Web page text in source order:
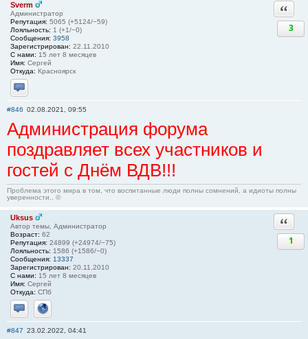
Sverm
Администратор
Репутация: 5065 (+5124/−59)
Лояльность: 1 (+1/−0)
Сообщения: 3958
Зарегистрирован: 22.11.2010
С нами: 15 лет 8 месяцев
Имя: Сергей
Откуда: Красноярск
Отправить личное сообщение
3
#846 02.08.2021, 09:55
Администрация форума
поздравляет всех участников и
гостей с Днём ВДВ!!!
Проблема этого мира в том, что воспитанные люди полны сомнений, а идиоты полны
уверенности.. ©
Uksus
Автор темы, Администратор
Возраст: 62
Репутация: 24899 (+24974/−75)
Лояльность: 1586 (+1586/−0)
Сообщения: 13337
Зарегистрирован: 20.11.2010
С нами: 15 лет 8 месяцев
Имя: Сергей
Откуда: СПб
Отправить личное сообщение
Сайт
1
#847 23.02.2022, 04:41